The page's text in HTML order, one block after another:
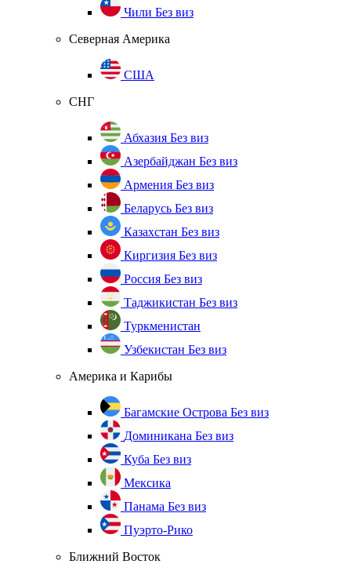
Чили Без виз
Северная Америка
США
СНГ
Абхазия Без виз
Азербайджан Без виз
Армения Без виз
Беларусь Без виз
Казахстан Без виз
Киргизия Без виз
Россия Без виз
Таджикистан Без виз
Туркменистан
Узбекистан Без виз
Америка и Карибы
Багамские Острова Без виз
Доминикана Без виз
Куба Без виз
Мексика
Панама Без виз
Пуэрто-Рико
Ближний Восток